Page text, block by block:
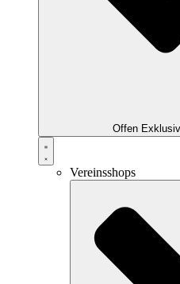
Offen
Vereinsshops